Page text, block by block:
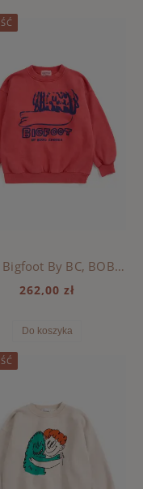
Bluza Bigfoot By BC, BOBO CHOSES - RED
262,00 zł
Do koszyka